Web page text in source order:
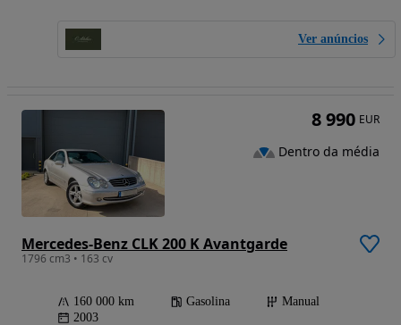
Ver anúncios
Mercedes-Benz CLK 200 K Avantgarde
1796 cm3 • 163 cv
160 000 km Gasolina
Manual
2003
8 990 EUR
Dentro da média